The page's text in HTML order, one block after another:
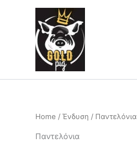
Home / Ένδυση / Παντελόνια
Παντελόνια